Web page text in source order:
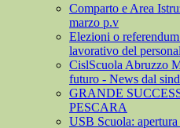
Comparto e Area
marzo p.v
Elezioni o
lavorativo del
CislScuola Abruzzo
futuro - News dal
GRANDE
PESCARA
USB Scuola: